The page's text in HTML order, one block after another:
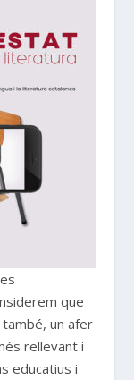
que
un afer
rellevant i
educatius i